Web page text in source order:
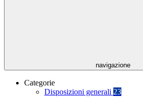
navigazione
Categorie
Disposizioni generali 23